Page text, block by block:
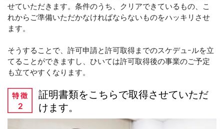
せていただきます。条件のうち、クリアできているもの、こ
れからご準備いただかなければならないものをハッキリさせ
ます。
そうすることで、許可申請と許可取得までのスケデュｰルを立
てることができますし、ひいては許可取得後の事業のご予定
も立てやすくなります。
証明書類をこちらで取得させていただ
けます。